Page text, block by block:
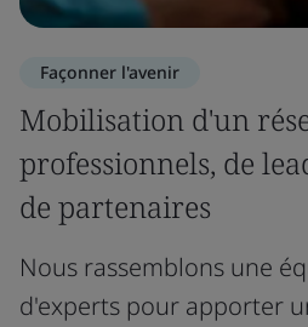
Façonner l'avenir
Mobilisation d'un
professionnels, de
de partenaires
Nous rassemblons une
d'experts pour apporter